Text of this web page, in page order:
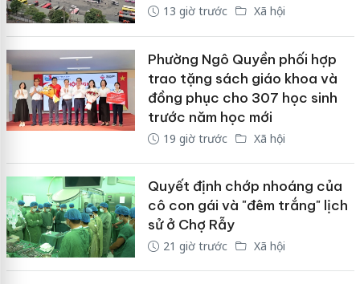
13 giờ trước Xã hội
Phường Ngô Quyền phối hợp
trao tặng sách giáo khoa và
đồng phục cho 307 học sinh
trước năm học mới
19 giờ trước Xã hội
Quyết định chớp nhoáng của
cô con gái và "đêm trắng" lịch
sử ở Chợ Rẫy
21 giờ trước Xã hội